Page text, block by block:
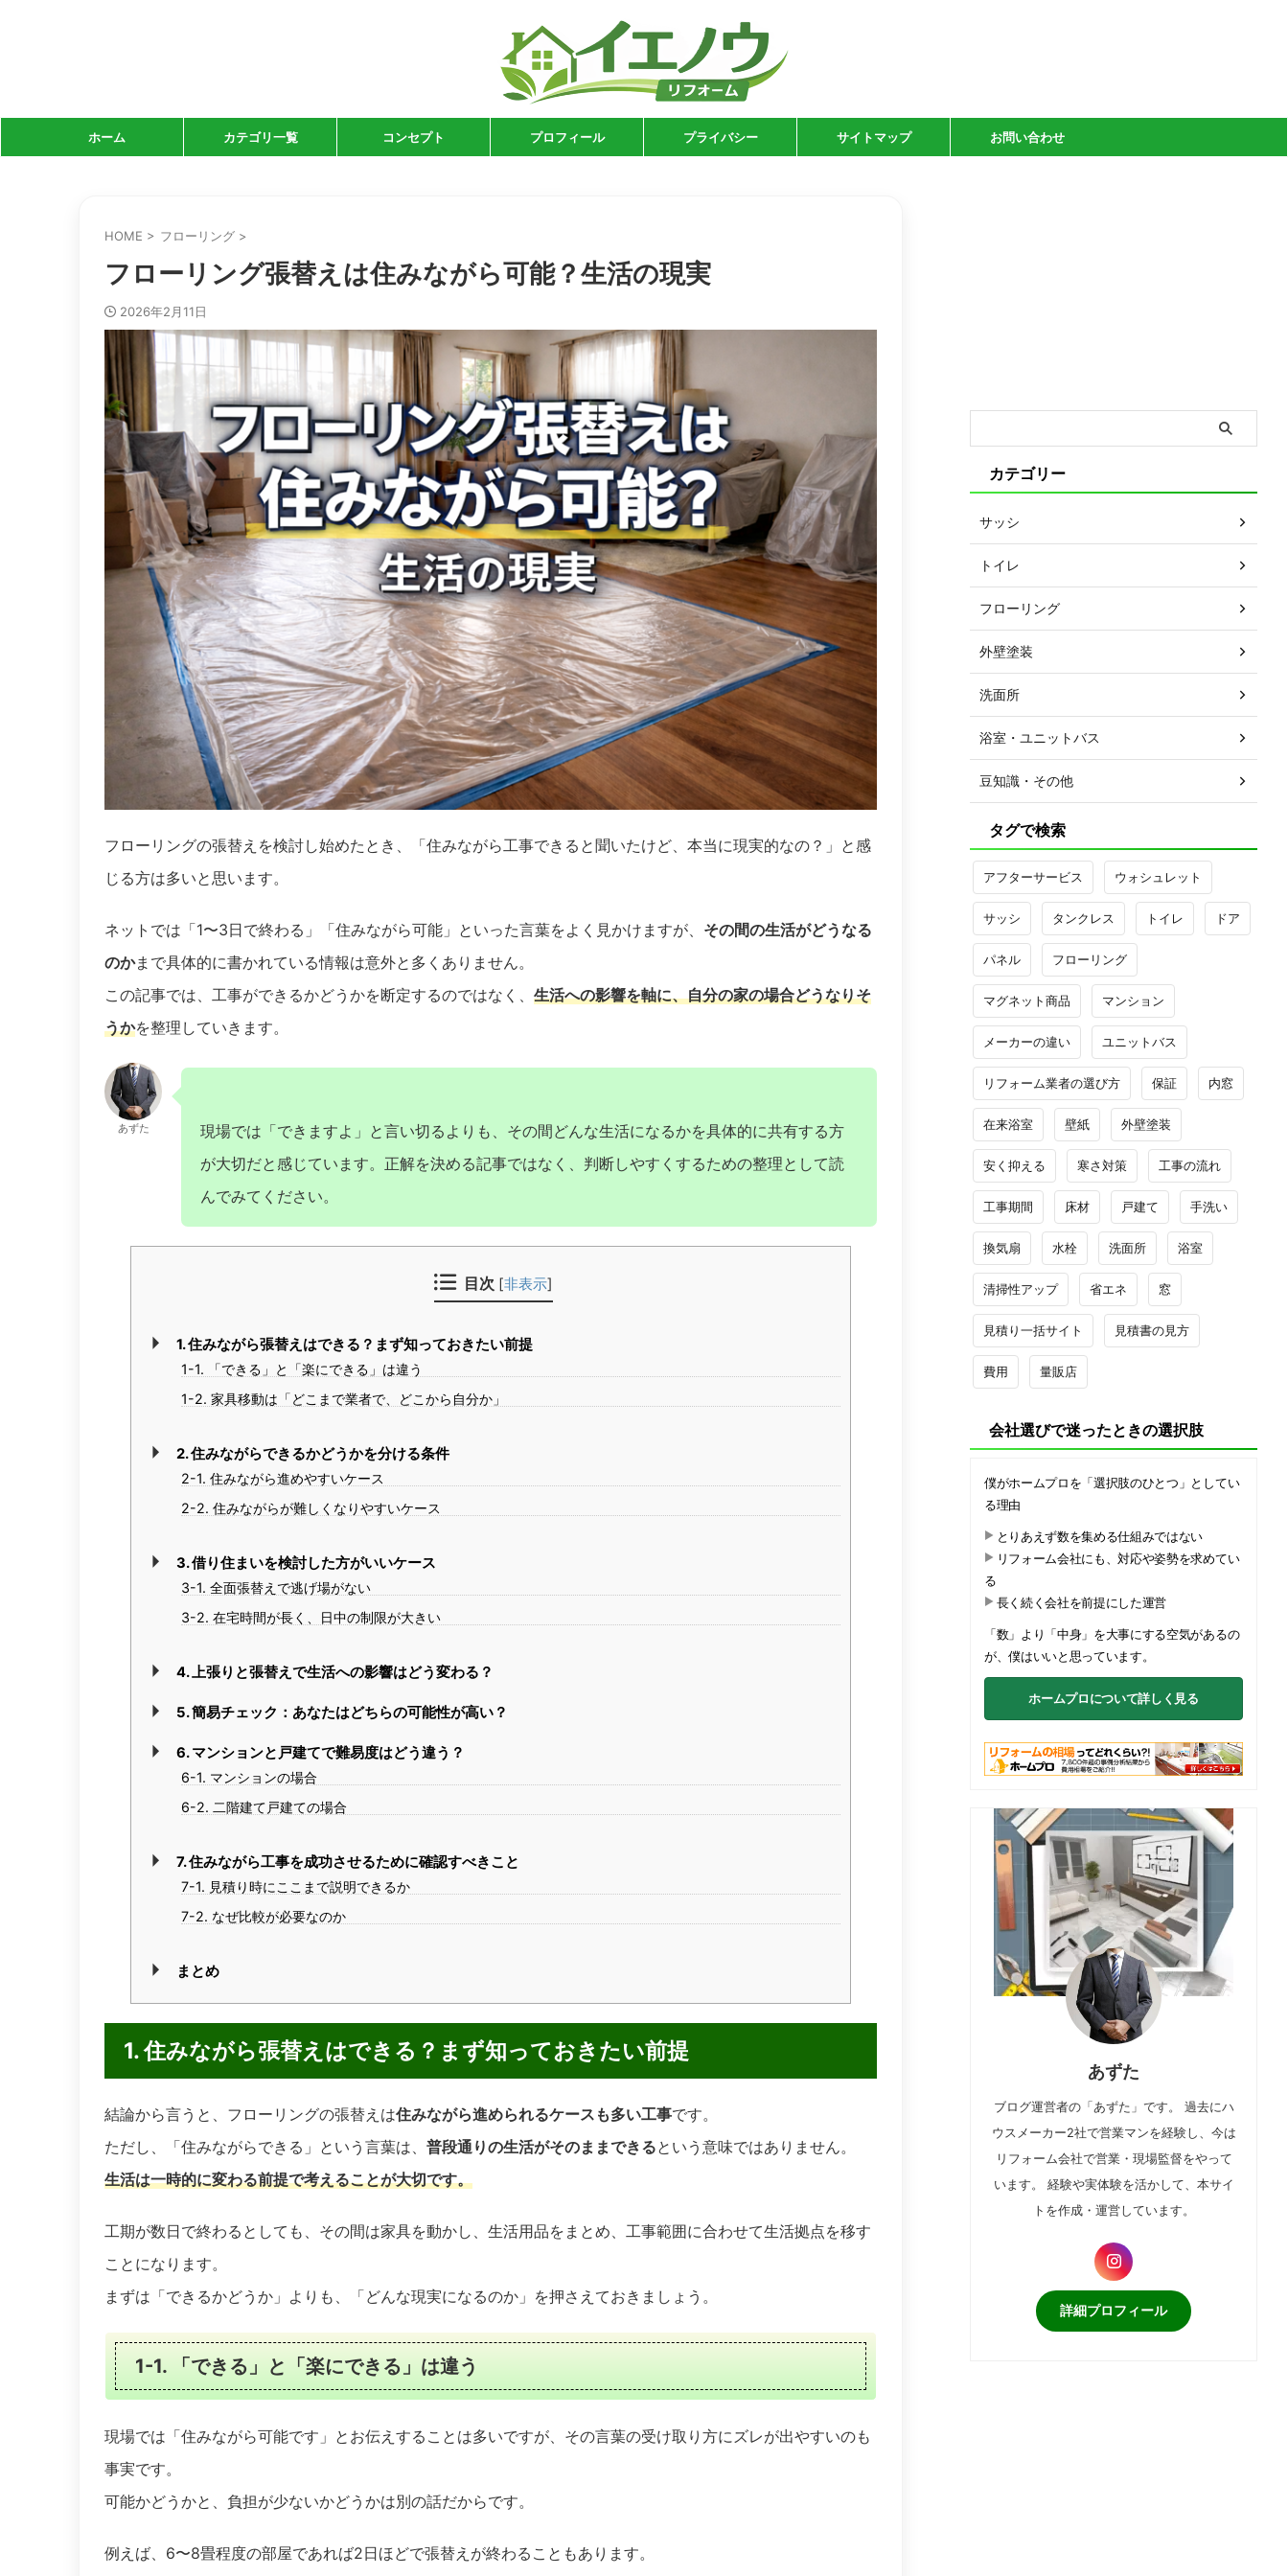
ホーム カテゴリ一覧 コンセプト プロフィール プライバシー サイトマップ お問い合わせ
HOME > フローリング >
フローリング張替えは住みながら可能？生活の現実
2026年2月11日
フローリングの張替えを検討し始めたとき、「住みながら工事できると聞いたけど、本当に現実的なの？」と感
じる方は多いと思います。
ネットでは「1〜3日で終わる」「住みながら可能」といった言葉をよく見かけますが、 その間の生活がどうなる
のかまで具体的に書かれている情報は意外と多くありません。
この記事では、工事ができるかどうかを断定するのではなく、 生活への影響を軸に、自分の家の場合どうなりそ
うかを整理していきます。
あずた
現場では「できますよ」と言い切るよりも、その間どんな生活になるかを具体的に共有する方
が大切だと感じています。正解を決める記事ではなく、判断しやすくするための整理として読
んでみてください。
目次 [非表示]
1. 住みながら張替えはできる？まず知っておきたい前提
1-1. 「できる」と「楽にできる」は違う
1-2. 家具移動は「どこまで業者で、どこから自分か」
2. 住みながらできるかどうかを分ける条件
2-1. 住みながら進めやすいケース
2-2. 住みながらが難しくなりやすいケース
3. 借り住まいを検討した方がいいケース
3-1. 全面張替えで逃げ場がない
3-2. 在宅時間が長く、日中の制限が大きい
4. 上張りと張替えで生活への影響はどう変わる？
5. 簡易チェック：あなたはどちらの可能性が高い？
6. マンションと戸建てで難易度はどう違う？
6-1. マンションの場合
6-2. 二階建て戸建ての場合
7. 住みながら工事を成功させるために確認すべきこと
7-1. 見積り時にここまで説明できるか
7-2. なぜ比較が必要なのか
まとめ
1. 住みながら張替えはできる？まず知っておきたい前提
結論から言うと、フローリングの張替えは住みながら進められるケースも多い工事です。
ただし、「住みながらできる」という言葉は、 普段通りの生活がそのままできるという意味ではありません。
生活は一時的に変わる前提で考えることが大切です。
工期が数日で終わるとしても、その間は家具を動かし、生活用品をまとめ、工事範囲に合わせて生活拠点を移す
ことになります。
まずは「できるかどうか」よりも、「どんな現実になるのか」を押さえておきましょう。
1-1. 「できる」と「楽にできる」は違う
現場では「住みながら可能です」とお伝えすることは多いですが、その言葉の受け取り方にズレが出やすいのも
事実です。
可能かどうかと、負担が少ないかどうかは別の話だからです。
例えば、6〜8畳程度の部屋であれば2日ほどで張替えが終わることもあります。
カテゴリー
サッシ
トイレ
フローリング
外壁塗装
洗面所
浴室・ユニットバス
豆知識・その他
タグで検索
アフターサービス ウォシュレット
サッシ タンクレス トイレ ドア
パネル フローリング
マグネット商品 マンション
メーカーの違い ユニットバス
リフォーム業者の選び方 保証 内窓
在来浴室 壁紙 外壁塗装
安く抑える 寒さ対策 工事の流れ
工事期間 床材 戸建て 手洗い
換気扇 水栓 洗面所 浴室
清掃性アップ 省エネ 窓
見積り一括サイト 見積書の見方
費用 量販店
会社選びで迷ったときの選択肢
僕がホームプロを「選択肢のひとつ」としてい
る理由
とりあえず数を集める仕組みではない
リフォーム会社にも、対応や姿勢を求めてい
る
長く続く会社を前提にした運営
「数」より「中身」を大事にする空気があるの
が、僕はいいと思っています。
ホームプロについて詳しく見る
あずた
ブログ運営者の「あずた」です。 過去にハ
ウスメーカー2社で営業マンを経験し、今は
リフォーム会社で営業・現場監督をやって
います。 経験や実体験を活かして、本サイ
トを作成・運営しています。
詳細プロフィール